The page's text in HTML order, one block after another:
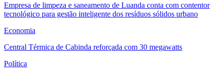
Empresa de limpeza e saneamento de Luanda conta com contentor
tecnológico para gestão inteligente dos resíduos sólidos urbano
Economia
Central Térmica de Cabinda reforçada com 30 megawatts
Política